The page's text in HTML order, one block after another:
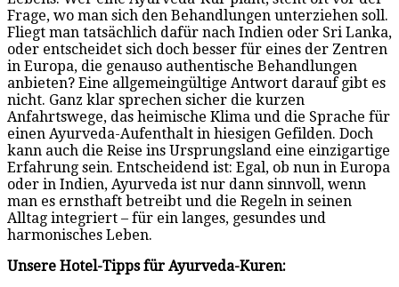
Frage, wo man sich den Behandlungen unterziehen soll.
Fliegt man tatsächlich dafür nach Indien oder Sri Lanka,
oder entscheidet sich doch besser für eines der Zentren
in Europa, die genauso authentische Behandlungen
anbieten? Eine allgemeingültige Antwort darauf gibt es
nicht. Ganz klar sprechen sicher die kurzen
Anfahrtswege, das heimische Klima und die Sprache für
einen Ayurveda-Aufenthalt in hiesigen Gefilden. Doch
kann auch die Reise ins Ursprungsland eine einzigartige
Erfahrung sein. Entscheidend ist: Egal, ob nun in Europa
oder in Indien, Ayurveda ist nur dann sinnvoll, wenn
man es ernsthaft betreibt und die Regeln in seinen
Alltag integriert – für ein langes, gesundes und
harmonisches Leben.
Unsere Hotel-Tipps für Ayurveda-Kuren: